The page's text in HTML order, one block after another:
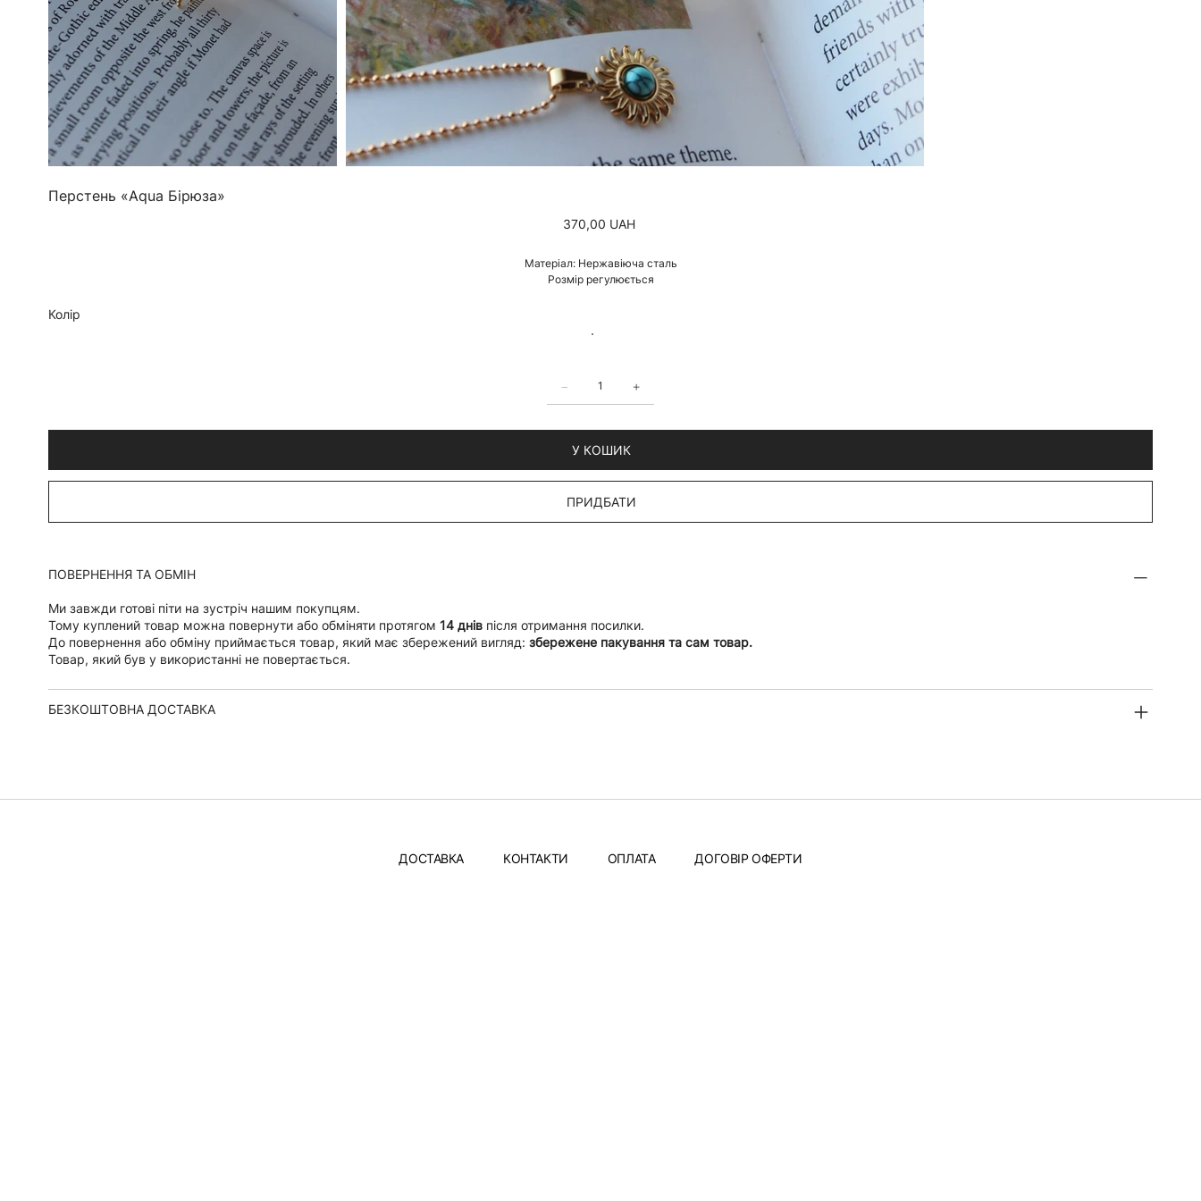
Перстень «Aqua Бірюза»
Ціна
370,00 UAH
Матеріал: Нержавіюча сталь
Розмір регулюється
Колір
У КОШИК
ПРИДБАТИ
ПОВЕРНЕННЯ ТА ОБМІН
Ми завжди готові піти на зустріч нашим покупцям.
Тому куплений товар можна повернути або обміняти протягом 14 днівпісля отримання посилки.
До повернення або обміну приймається товар, який має збережений вигляд: збережене пакування та сам товар.
Товар, який був у використанні не повертається.
БЕЗКОШТОВНА ДОСТАВКА
ДОСТАВКА КОНТАКТИ ОПЛАТА ДОГОВІР ОФЕРТИ